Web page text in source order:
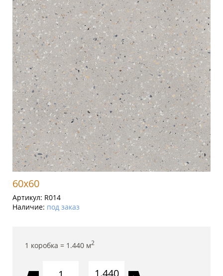
60x60
Артикул: R014
Наличие: под заказ
1 коробка = 1.440 м2
1.440